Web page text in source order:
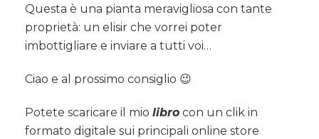
Questa è una pianta meravigliosa con tante
proprietà: un elisir che vorrei poter
imbottigliare e inviare a tutti voi…
Ciao e al prossimo consiglio 😉
Potete scaricare il mio libro con un clik in
formato digitale sui principali online store